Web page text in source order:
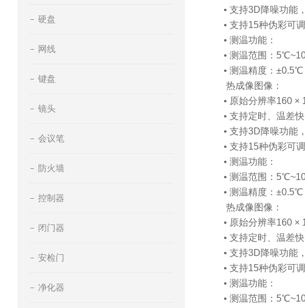
硬盘
网线
键盘
镜头
会议笔
防火墙
控制器
闭门器
安检门
净化器
• 支持3D降噪功能
• 支持15种伪彩可
• 测温功能：
• 测温范围：
• 测温精度：
热成像图像：
• 原始分辨率160 ×
• 支持定时、温差
• 支持3D降噪功能
• 支持15种伪彩可
• 测温功能：
• 测温范围：
• 测温精度：
热成像图像：
• 原始分辨率160 ×
• 支持定时、温差
• 支持3D降噪功能
• 支持15种伪彩可
• 测温功能：
• 测温范围：